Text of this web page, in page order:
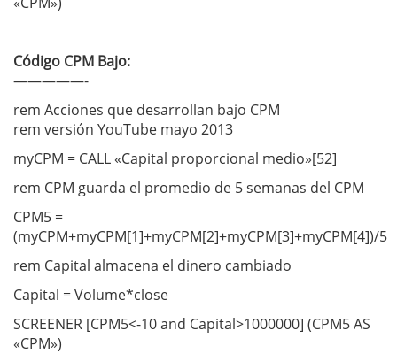
Código CPM Bajo:
—————-
rem Acciones que desarrollan bajo CPM
rem versión YouTube mayo 2013
myCPM = CALL «Capital proporcional medio»[52]
rem CPM guarda el promedio de 5 semanas del CPM
CPM5 =
(myCPM+myCPM[1]+myCPM[2]+myCPM[3]+myCPM[4])/5
rem Capital almacena el dinero cambiado
Capital = Volume*close
SCREENER [CPM5<-10 and Capital>1000000] (CPM5 AS
«CPM»)